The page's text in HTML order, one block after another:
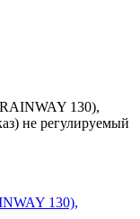
130),
не регулируемый